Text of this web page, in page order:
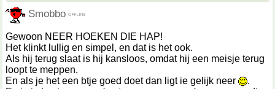
Smobbo
Gewoon NEER HOEKEN DIE HAP!
Het klinkt lullig en simpel, en dat is het ook.
Als hij terug slaat is hij kansloos, omdat hij een meisje terug
loopt te meppen.
En als je het een btje goed doet dan ligt ie gelijk neer
.